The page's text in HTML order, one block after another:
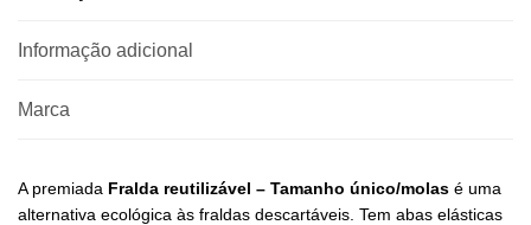
Informação adicional
Marca
A premiada Fralda reutilizável – Tamanho único/molas é uma
alternativa ecológica às fraldas descartáveis. Tem abas elásticas